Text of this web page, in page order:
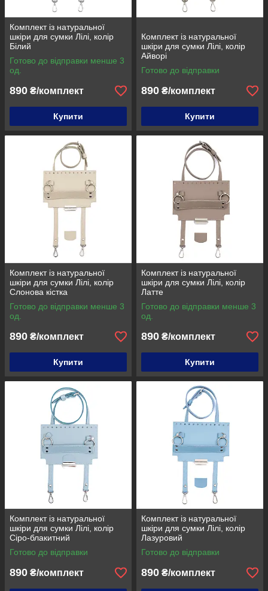
Комплект із натуральної
шкіри для сумки Лілі, колір
Білий
Готово до відправки менше 3
од.
890 ₴/комплект
Купити
Комплект із натуральної
шкіри для сумки Лілі, колір
Айворі
Готово до відправки
890 ₴/комплект
Купити
Комплект із натуральної
шкіри для сумки Лілі, колір
Слонова кістка
Готово до відправки менше 3
од.
890 ₴/комплект
Купити
Комплект із натуральної
шкіри для сумки Лілі, колір
Латте
Готово до відправки менше 3
од.
890 ₴/комплект
Купити
Комплект із натуральної
шкіри для сумки Лілі, колір
Сіро-блакитний
Готово до відправки
890 ₴/комплект
Комплект із натуральної
шкіри для сумки Лілі, колір
Лазуровий
Готово до відправки
890 ₴/комплект